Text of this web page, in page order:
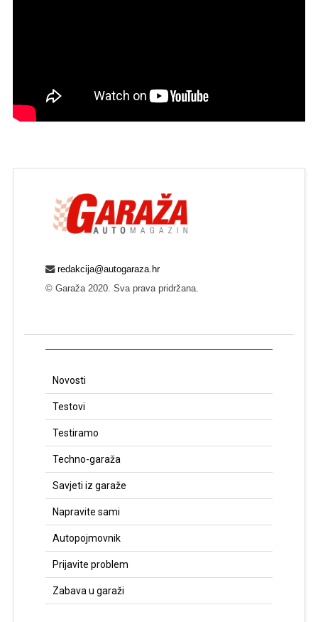
redakcija@autogaraza.hr
© Garaža 2020. Sva prava pridržana.
Novosti
Testovi
Testiramo
Techno-garaža
Savjeti iz garaže
Napravite sami
Autopojmovnik
Prijavite problem
Zabava u garaži